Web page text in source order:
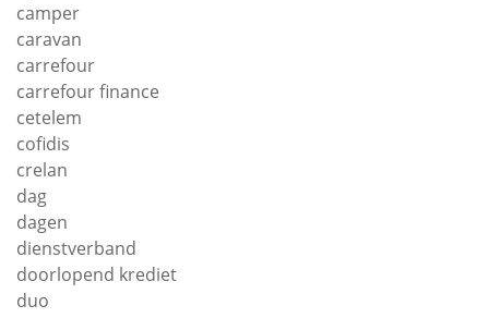
camper
caravan
carrefour
carrefour finance
cetelem
cofidis
crelan
dag
dagen
dienstverband
doorlopend krediet
duo